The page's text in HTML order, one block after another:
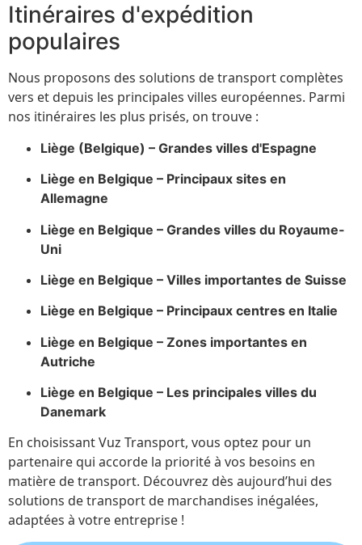
Itinéraires d'expédition
populaires
Nous proposons des solutions de transport complètes
vers et depuis les principales villes européennes. Parmi
nos itinéraires les plus prisés, on trouve :
Liège (Belgique) – Grandes villes d'Espagne
Liège en Belgique – Principaux sites en
Allemagne
Liège en Belgique – Grandes villes du Royaume-
Uni
Liège en Belgique – Villes importantes de Suisse
Liège en Belgique – Principaux centres en Italie
Liège en Belgique – Zones importantes en
Autriche
Liège en Belgique – Les principales villes du
Danemark
En choisissant Vuz Transport, vous optez pour un
partenaire qui accorde la priorité à vos besoins en
matière de transport. Découvrez dès aujourd’hui des
solutions de transport de marchandises inégalées,
adaptées à votre entreprise !